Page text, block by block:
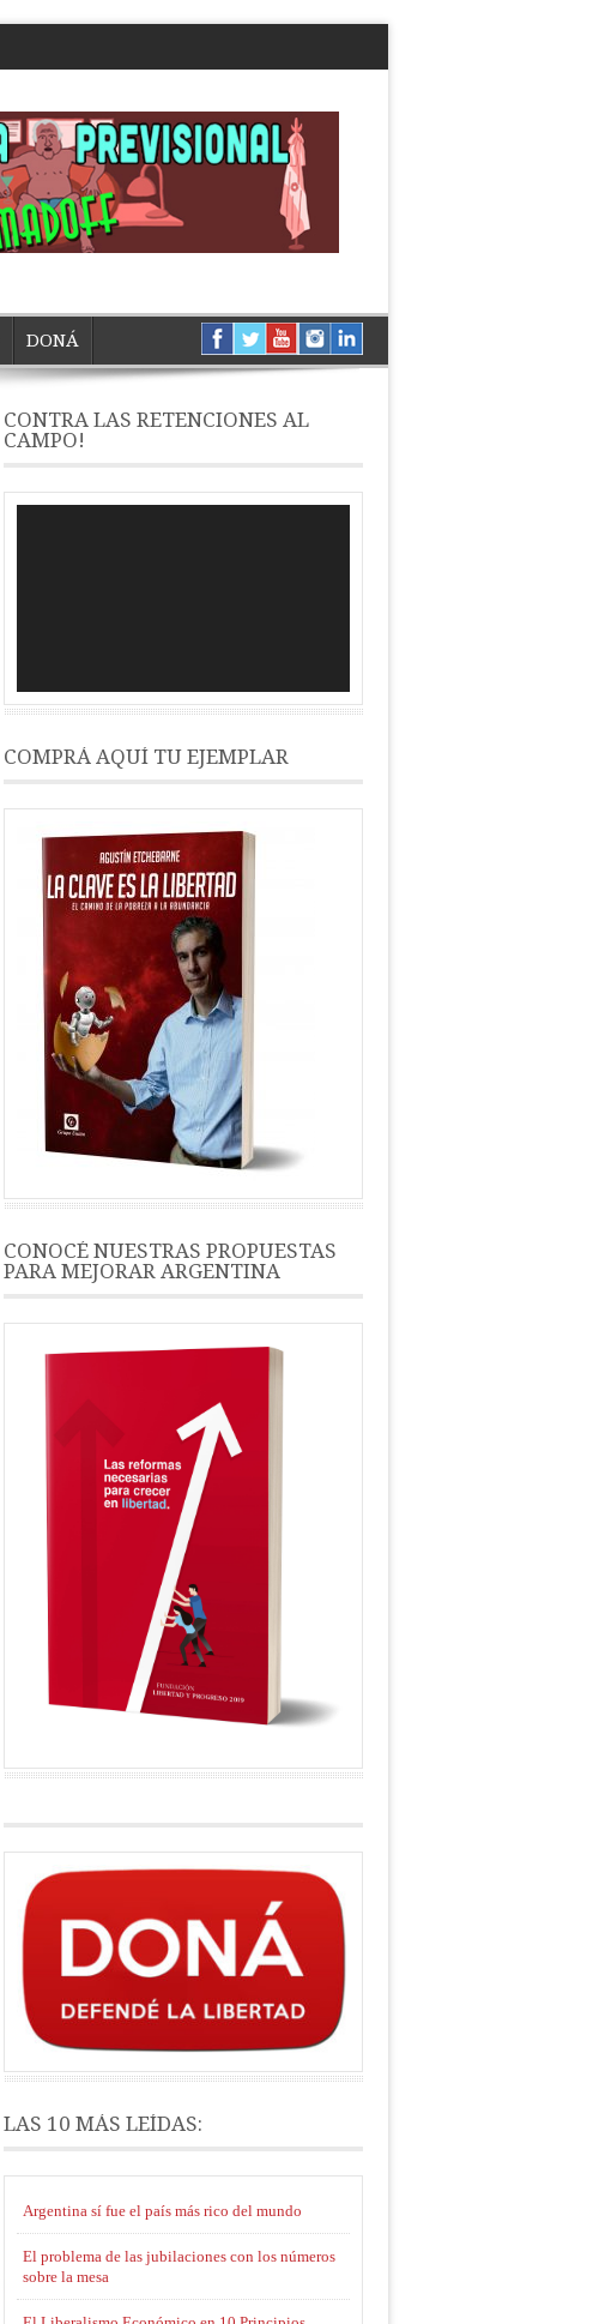
DONÁ
CONTRA LAS RETENCIONES AL
CAMPO!
COMPRÁ AQUÍ TU EJEMPLAR
CONOCÉ NUESTRAS PROPUESTAS
PARA MEJORAR ARGENTINA
LAS 10 MÁS LEÍDAS:
Argentina sí fue el país más rico del mundo
El problema de las jubilaciones con los números
sobre la mesa